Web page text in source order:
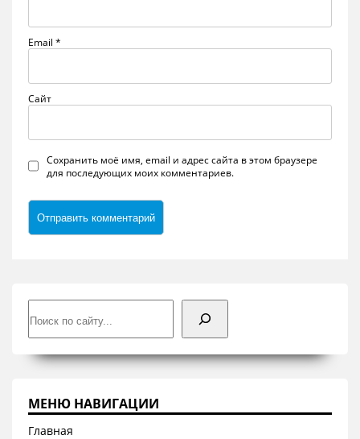
Email *
Сайт
Сохранить моё имя, email и адрес сайта в этом браузере
для последующих моих комментариев.
МЕНЮ НАВИГАЦИИ
Главная